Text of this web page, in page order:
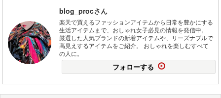
blog_procさん
楽天で買えるファッションアイテムから日常を豊かにする
生活アイテムまで、おしゃれ女子必見の情報を発信中。
厳選した人気ブランドの新着アイテムや、リーズナブルで
高見えするアイテムをご紹介。 おしゃれを楽しむすべて
の人に。
フォローする